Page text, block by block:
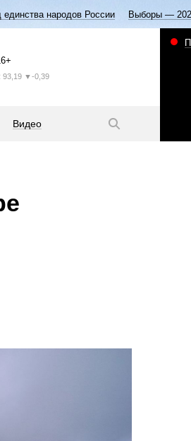
единства народов России Выборы —
93,19 ▼-0,39
Видео